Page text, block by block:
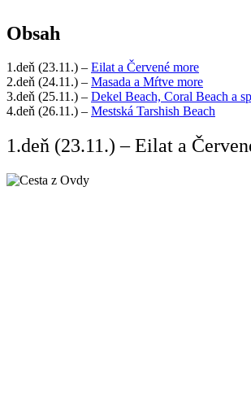
Obsah
1.deň (23.11.) – Eilat a Červené more
2.deň (24.11.) – Masada a Mŕtve more
3.deň (25.11.) – Dekel Beach, Coral Beach a
4.deň (26.11.) – Mestská Tarshish Beach
1.deň (23.11.) – Eilat a